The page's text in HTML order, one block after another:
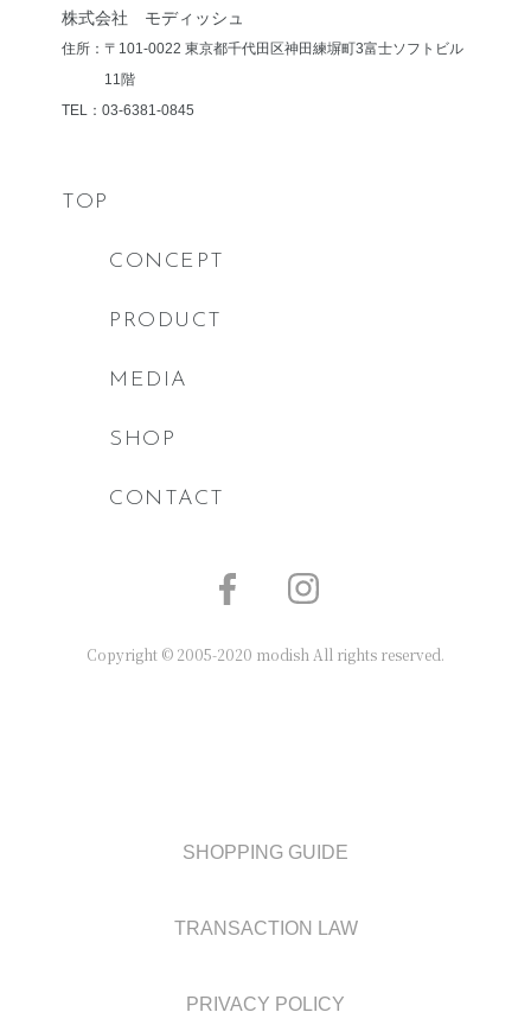
株式会社 モディッシュ
住所：〒101-0022 東京都千代田区神田練塀町3富士ソフトビル
11階
TEL：03-6381-0845
TOP
CONCEPT
PRODUCT
MEDIA
SHOP
CONTACT
Copyright © 2005-2020 modish All rights reserved.
SHOPPING GUIDE
TRANSACTION LAW
PRIVACY POLICY